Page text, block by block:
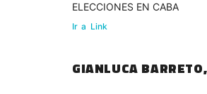
ELECCIONES EN CABA
Ir a Link
GIANLUCA